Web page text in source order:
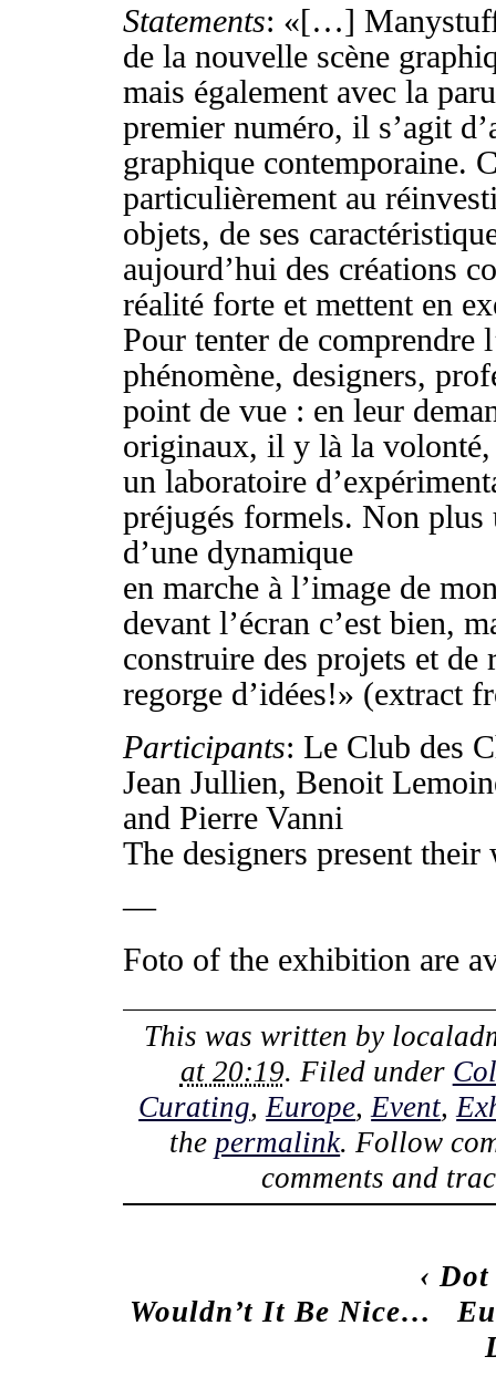
Statements: «[…] Manystuff
de la nouvelle scène
mais également avec la
premier numéro, il s’agit
graphique contemporaine.
particulièrement au
objets, de ses
aujourd’hui des créations
réalité forte et mettent en
Pour tenter de comprendre
phénomène, designers,
point de vue : en leur
originaux, il y là la
un laboratoire
préjugés formels. Non
d’une dynamique
en marche à l’image de
devant l’écran c’est bien,
construire des projets et
regorge d’idées!» (extract
Participants: Le Club des
Jean Jullien, Benoit
and Pierre Vanni
The designers present
—
Foto of the exhibition are
This was written by
at 20:19. Filed under
Curating, Europe, Event,
the permalink. Follow
comments and
‹
Wouldn’t It Be Nice…